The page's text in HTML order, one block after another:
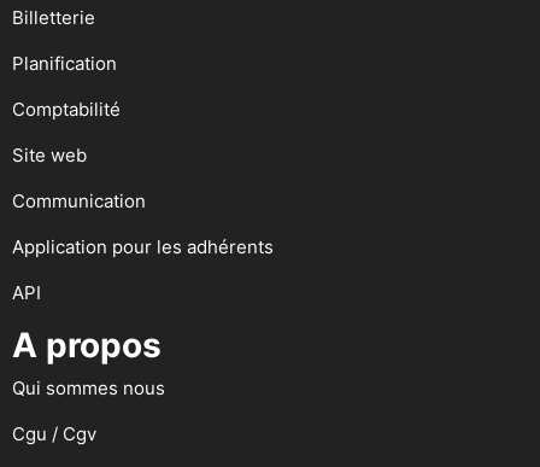
Billetterie
Planification
Comptabilité
Site web
Communication
Application pour les adhérents
API
A propos
Qui sommes nous
Cgu / Cgv